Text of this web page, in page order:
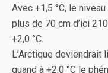
Avec +1,5 °C, le
plus de 70 cm d’ici
+2,0 °C.
L’Arctique
quand à +2,0 °C le